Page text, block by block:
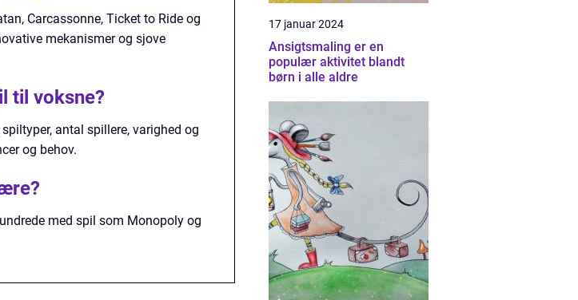
Carcassonne, Ticket to Ride og
mekanismer og sjove
til voksne?
antal spillere, varighed og
og behov.
med spil som Monopoly og
17 januar 2024
Ansigtsmaling er en
populær aktivitet blandt
børn i alle aldre